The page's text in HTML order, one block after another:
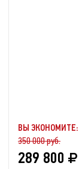
ВЫ ЭКОНОМИТЕ:
350 000 руб.
289 800